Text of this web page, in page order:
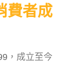
費者成
，成立至今